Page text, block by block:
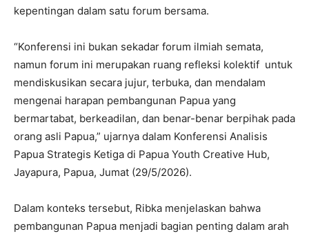
kepentingan dalam satu forum bersama.
“Konferensi ini bukan sekadar forum ilmiah semata,
namun forum ini merupakan ruang refleksi kolektif untuk
mendiskusikan secara jujur, terbuka, dan mendalam
mengenai harapan pembangunan Papua yang
bermartabat, berkeadilan, dan benar-benar berpihak pada
orang asli Papua,” ujarnya dalam Konferensi Analisis
Papua Strategis Ketiga di Papua Youth Creative Hub,
Jayapura, Papua, Jumat (29/5/2026).
Dalam konteks tersebut, Ribka menjelaskan bahwa
pembangunan Papua menjadi bagian penting dalam arah